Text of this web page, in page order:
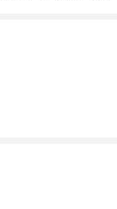
용히 접어버린 이들
스한 이야기. 서로의
마음을 행간을 따라 읽
그 감성을 되찾게 한